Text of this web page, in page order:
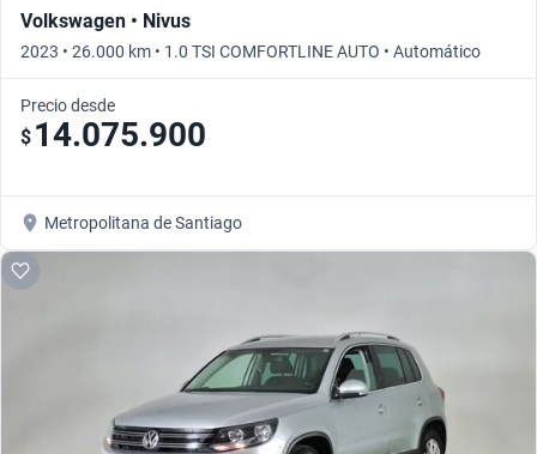
Volkswagen • Nivus
2023 • 26.000 km • 1.0 TSI COMFORTLINE AUTO • Automático
Precio desde
$ 14.075.900
Metropolitana de Santiago